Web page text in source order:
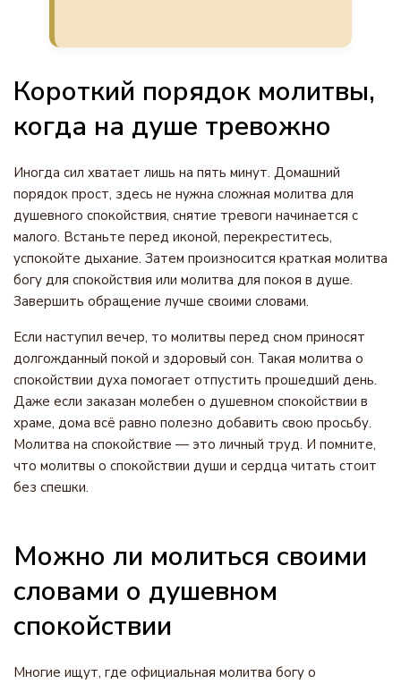
Короткий порядок молитвы,
когда на душе тревожно
Иногда сил хватает лишь на пять минут. Домашний
порядок прост, здесь не нужна сложная молитва для
душевного спокойствия, снятие тревоги начинается с
малого. Встаньте перед иконой, перекреститесь,
успокойте дыхание. Затем произносится краткая молитва
богу для спокойствия или молитва для покоя в душе.
Завершить обращение лучше своими словами.
Если наступил вечер, то молитвы перед сном приносят
долгожданный покой и здоровый сон. Такая молитва о
спокойствии духа помогает отпустить прошедший день.
Даже если заказан молебен о душевном спокойствии в
храме, дома всё равно полезно добавить свою просьбу.
Молитва на спокойствие — это личный труд. И помните,
что молитвы о спокойствии души и сердца читать стоит
без спешки.
Можно ли молиться своими
словами о душевном
спокойствии
Многие ищут, где официальная молитва богу о